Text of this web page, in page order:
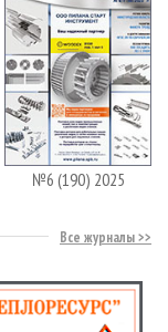
№6 (190) 2025
Все журналы